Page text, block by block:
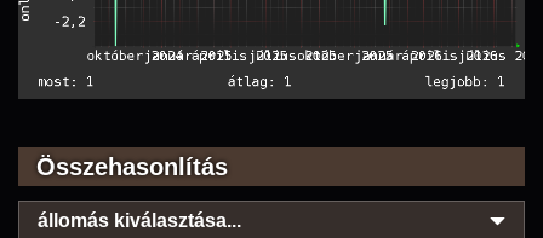
Összehasonlítás
állomás kiválasztása...